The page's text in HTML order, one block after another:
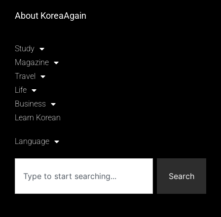
About KoreaAgain
Study
Magazine
Travel
Life
Business
Learn Korean
Language
Search